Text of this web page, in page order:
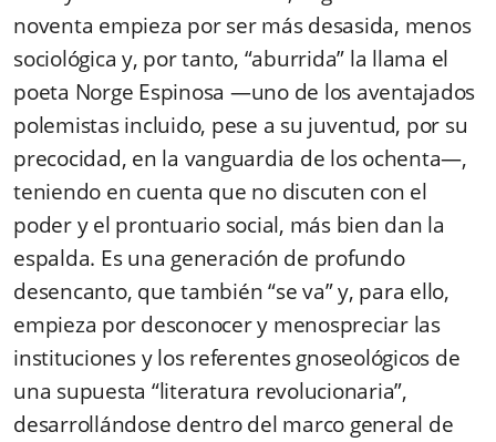
noventa empieza por ser más desasida, menos
sociológica y, por tanto, “aburrida” la llama el
poeta Norge Espinosa —uno de los aventajados
polemistas incluido, pese a su juventud, por su
precocidad, en la vanguardia de los ochenta—,
teniendo en cuenta que no discuten con el
poder y el prontuario social, más bien dan la
espalda. Es una generación de profundo
desencanto, que también “se va” y, para ello,
empieza por desconocer y menospreciar las
instituciones y los referentes gnoseológicos de
una supuesta “literatura revolucionaria”,
desarrollándose dentro del marco general de